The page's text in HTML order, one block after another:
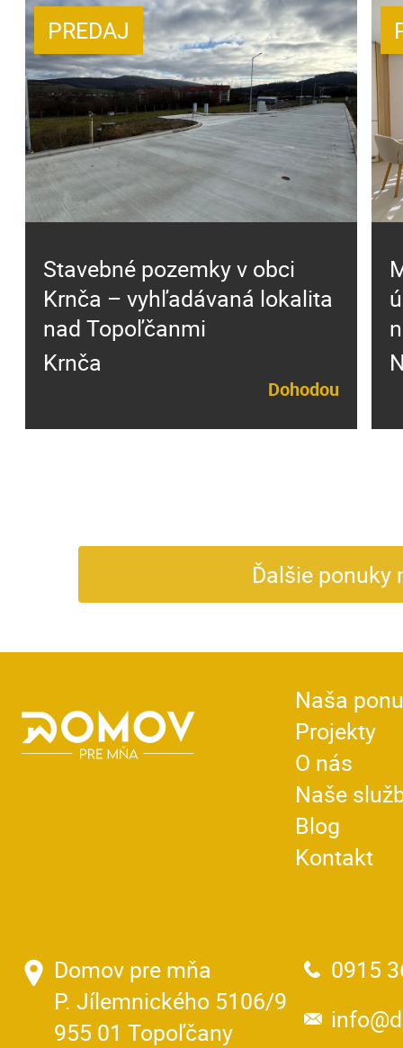
Stavebné pozemky v obci
Krnča – vyhľadávaná lokalita
nad Topoľčanmi
Krnča
Dohodou
PREDAJ
Ďalšie ponuky
Naša
Projekty
O nás
Naše
Blog
Kontakt
Domov pre mňa
P. Jílemnického 5106/9
955 01 Topoľčany
0915